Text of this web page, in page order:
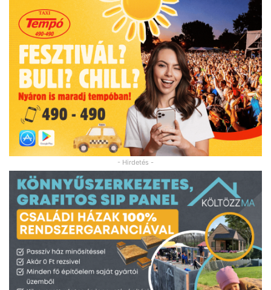
- Hirdetés -